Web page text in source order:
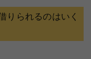
りられるのはいく